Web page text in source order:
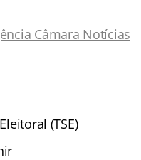
Câmara Notícias
(TSE)